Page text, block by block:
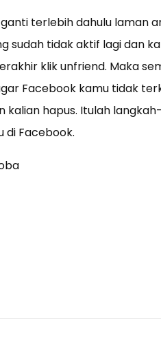
terlebih dahulu laman
sudah tidak aktif lagi dan
klik unfriend. Maka
Facebook kamu tidak
kalian hapus. Itulah
di Facebook.